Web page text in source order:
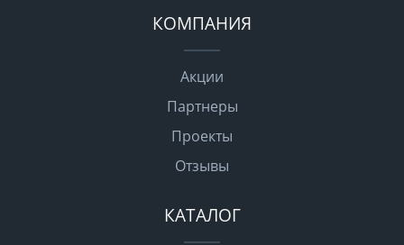
КОМПАНИЯ
Акции
Партнеры
Проекты
Отзывы
КАТАЛОГ